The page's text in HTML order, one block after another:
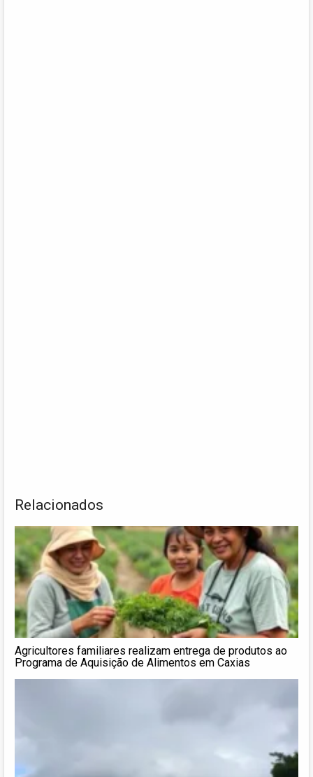
Relacionados
Agricultores familiares realizam entrega de produtos ao
Programa de Aquisição de Alimentos em Caxias